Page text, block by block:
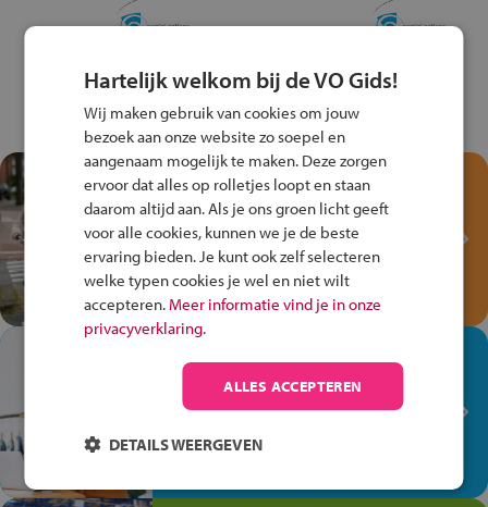
Test je kennis met het
Fiets Veilig
Verkeersspel!
Speel het Fiets Veilig Verkeersspel
en win een Cortina-fiets!
In de winkel ben je op je
plek!
op de winkelvloer, waar elke dag
Hartelijk welkom bij de VO Gids!
Wij maken gebruik van cookies om jouw
bezoek aan onze website zo soepel en
aangenaam mogelijk te maken. Deze zorgen
ervoor dat alles op rolletjes loopt en staan
daarom altijd aan. Als je ons groen licht geeft
voor alle cookies, kunnen we je de beste
ervaring bieden. Je kunt ook zelf selecteren
welke typen cookies je wel en niet wilt
accepteren. Meer informatie vind je in onze
privacyverklaring.
ALLES ACCEPTEREN
DETAILS WEERGEVEN